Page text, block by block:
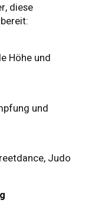
diese
Höhe und
und
Judo